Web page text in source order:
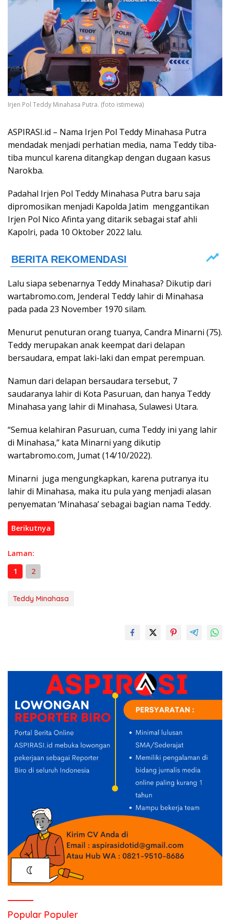
Irjen Pol Teddy Minahasa Putra. (foto istimewa)
ASPIRASI.id – Nama Irjen Pol Teddy Minahasa Putra
mendadak menjadi perhatian media, nama Teddy tiba-
tiba muncul karena ditangkap dengan dugaan kasus
Narokba.
Padahal Irjen Pol Teddy Minahasa Putra baru saja
dipromosikan menjadi Kapolda Jatim menggantikan
Irjen Pol Nico Afinta yang ditarik sebagai staf ahli
Kapolri, pada 10 Oktober 2022 lalu.
Lalu siapa sebenarnya Teddy Minahasa? Dikutip dari
wartabromo.com, Jenderal Teddy lahir di Minahasa
pada pada 23 November 1970 silam.
Menurut penuturan orang tuanya, Candra Minarni (75).
Teddy merupakan anak keempat dari delapan
bersaudara, empat laki-laki dan empat perempuan.
Namun dari delapan bersaudara tersebut, 7
saudaranya lahir di Kota Pasuruan, dan hanya Teddy
Minahasa yang lahir di Minahasa, Sulawesi Utara.
“Semua kelahiran Pasuruan, cuma Teddy ini yang lahir
di Minahasa,” kata Minarni yang dikutip
wartabromo.com, Jumat (14/10/2022).
Minarni juga mengungkapkan, karena putranya itu
lahir di Minahasa, maka itu pula yang menjadi alasan
penyematan ‘Minahasa’ sebagai bagian nama Teddy.
Berikutnya
Laman:
1
2
Teddy Minahasa
Popular Populer